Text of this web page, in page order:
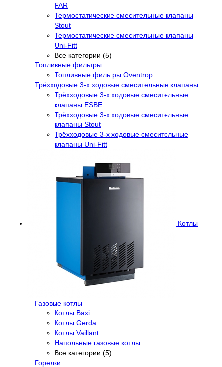
FAR
Термостатические смесительные клапаны
Stout
Термостатические смесительные клапаны
Uni-Fitt
Все категории (5)
Топливные фильтры
Топливные фильтры Oventrop
Трёхходовые 3-х ходовые смесительные клапаны
Трёхходовые 3-х ходовые смесительные
клапаны ESBE
Трёхходовые 3-х ходовые смесительные
клапаны Stout
Трёхходовые 3-х ходовые смесительные
клапаны Uni-Fitt
Котлы
Газовые котлы
Котлы Baxi
Котлы Gerda
Котлы Vaillant
Напольные газовые котлы
Все категории (5)
Горелки